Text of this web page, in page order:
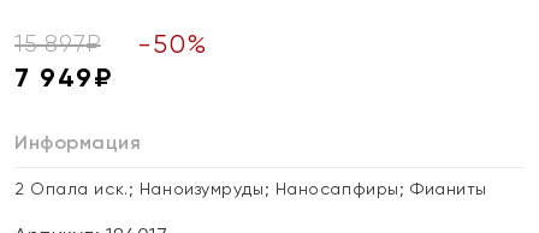
15 897₽ -50%
7 949₽
Информация
2 Опала иск.; Наноизумруды; Наносапфиры; Фианиты